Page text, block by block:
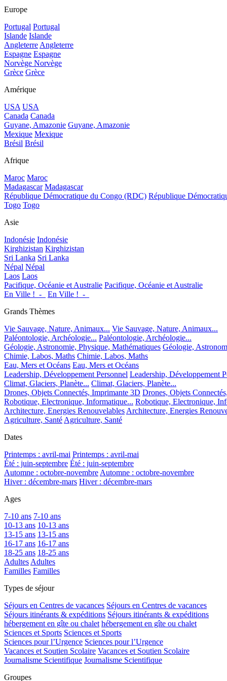
Europe
Portugal Portugal
Islande Islande
AngleterreAngleterre
Espagne Espagne
Norvège Norvège
Grèce Grèce
Amérique
USA USA
Canada Canada
Guyane, Amazonie Guyane, Amazonie
Mexique Mexique
Brésil Brésil
Afrique
Maroc Maroc
Madagascar Madagascar
République Démocratique du Congo (RDC) République
Togo Togo
Asie
Indonésie Indonésie
Kirghizistan Kirghizistan
Sri Lanka Sri Lanka
Népal Népal
Laos Laos
Pacifique, Océanie et Australie Pacifique, Océanie et Australie
En Ville !_-_
En Ville !_-_
Grands Thèmes
Vie Sauvage, Nature, Animaux... Vie Sauvage, Nature, Animaux...
Paléontologie, Archéologie... Paléontologie, Archéologie...
Géologie, Astronomie, Physique, Mathématiques Géologie,
Chimie, Labos, Maths Chimie, Labos, Maths
Eau, Mers et Océans Eau, Mers et Océans
Leadership, Développement Personnel Leadership, Développement
Climat, Glaciers, Planète... Climat, Glaciers, Planète...
Drones, Objets Connectés, Imprimante 3D Drones, Objets
Robotique, Electronique, Informatique... Robotique, Electronique,
Architecture, Energies RenouvelablesArchitecture, Energies
Agriculture, SantéAgriculture, Santé
Dates
Printemps : avril-mai Printemps : avril-mai
Été : juin-septembre Été : juin-septembre
Automne : octobre-novembreAutomne : octobre-novembre
Hiver : décembre-mars Hiver : décembre-mars
Ages
7-10 ans 7-10 ans
10-13 ans 10-13 ans
13-15 ans 13-15 ans
16-17 ans 16-17 ans
18-25 ans 18-25 ans
AdultesAdultes
Familles Familles
Types de séjour
Séjours en Centres de vacances Séjours en Centres de vacances
Séjours itinérants & expéditions Séjours itinérants & expéditions
hébergement en gîte ou chalet hébergement en gîte ou chalet
Sciences et Sports Sciences et Sports
Sciences pour l’Urgence Sciences pour l’Urgence
Vacances et Soutien Scolaire Vacances et Soutien Scolaire
Journalisme Scientifique Journalisme Scientifique
Groupes